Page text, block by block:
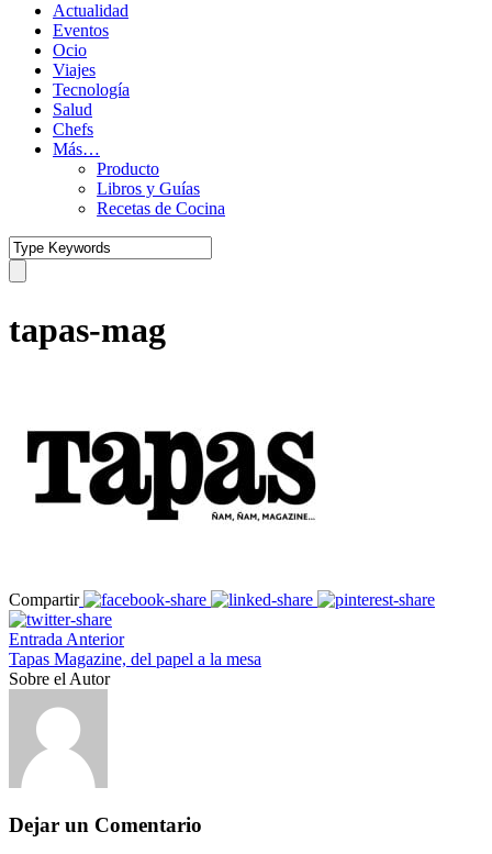
Actualidad
Eventos
Ocio
Viajes
Tecnología
Salud
Chefs
Más…
Producto
Libros y Guías
Recetas de Cocina
tapas-mag
Compartir
Entrada Anterior
Tapas Magazine, del papel a la mesa
Sobre el Autor
Dejar un Comentario